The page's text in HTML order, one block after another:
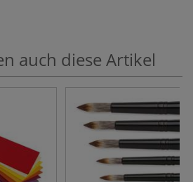
auch diese Artikel